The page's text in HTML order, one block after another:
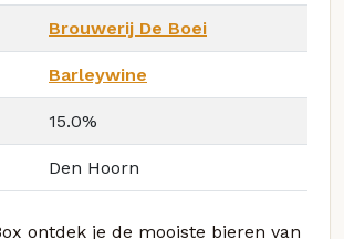
Brouwerij De Boei
Barleywine
15.0%
Den Hoorn
ontdek je de mooiste bieren van